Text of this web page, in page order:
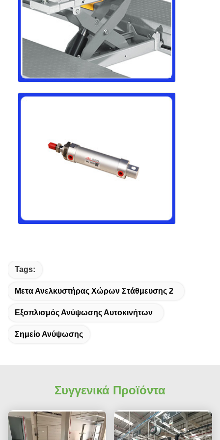
Tags:
Μετα Ανελκυστήρας Χώρων Στάθμευσης 2
Εξοπλισμός Ανύψωσης Αυτοκινήτων
Σημείο Ανύψωσης
Συγγενικά Προϊόντα